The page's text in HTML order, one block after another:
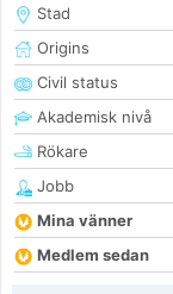
Stad
Origins
Civil status
Akademisk nivå
Rökare
Jobb
Mina vänner
Medlem sedan